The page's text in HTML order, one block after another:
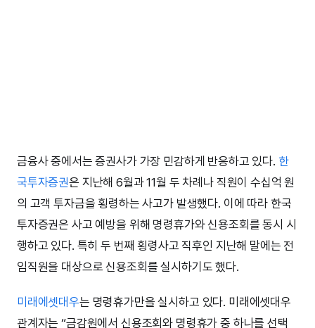
금융사 중에서는 증권사가 가장 민감하게 반응하고 있다. 한
국투자증권은 지난해 6월과 11월 두 차례나 직원이 수십억 원
의 고객 투자금을 횡령하는 사고가 발생했다. 이에 따라 한국
투자증권은 사고 예방을 위해 명령휴가와 신용조회를 동시 시
행하고 있다. 특히 두 번째 횡령사고 직후인 지난해 말에는 전
임직원을 대상으로 신용조회를 실시하기도 했다.
미래에셋대우는 명령휴가만을 실시하고 있다. 미래에셋대우
관계자는 “금감원에서 신용조회와 명령휴가 중 하나를 선택